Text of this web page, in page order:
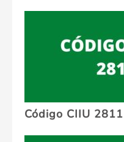
Código CIIU 2811